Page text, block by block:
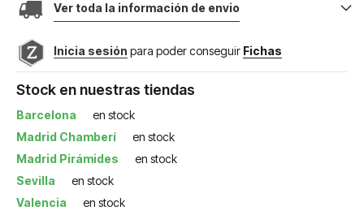
Ver toda la información de envio
Inicia sesión para poder conseguir Fichas
Stock en nuestras tiendas
Barcelona
en stock
Madrid Chamberí
en stock
Madrid Pirámides
en stock
Sevilla
en stock
Valencia
en stock